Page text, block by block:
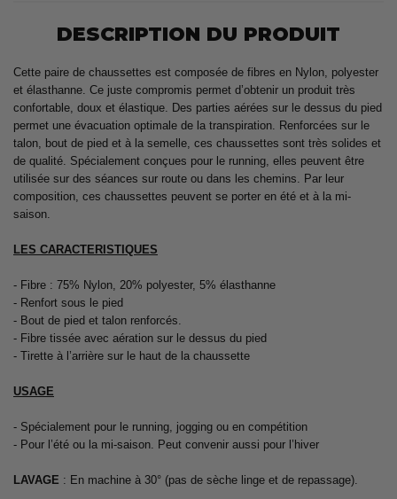
DESCRIPTION DU PRODUIT
Cette paire de chaussettes est composée de fibres en Nylon, polyester
et élasthanne. Ce juste compromis permet d’obtenir un produit très
confortable, doux et élastique. Des parties aérées sur le dessus du pied
permet une évacuation optimale de la transpiration. Renforcées sur le
talon, bout de pied et à la semelle, ces chaussettes sont très solides et
de qualité. Spécialement conçues pour le running, elles peuvent être
utilisée sur des séances sur route ou dans les chemins. Par leur
composition, ces chaussettes peuvent se porter en été et à la mi-
saison.
LES CARACTERISTIQUES
- Fibre : 75% Nylon, 20% polyester, 5% élasthanne
- Renfort sous le pied
- Bout de pied et talon renforcés.
- Fibre tissée avec aération sur le dessus du pied
- Tirette à l’arrière sur le haut de la chaussette
USAGE
- Spécialement pour le running, jogging ou en compétition
- Pour l’été ou la mi-saison. Peut convenir aussi pour l’hiver
LAVAGE : En machine à 30° (pas de sèche linge et de repassage).